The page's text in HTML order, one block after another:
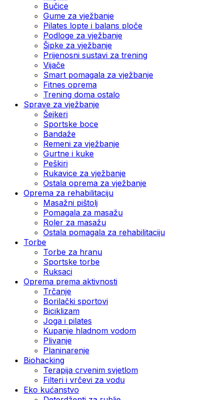
Bučice
Gume za vježbanje
Pilates lopte i balans ploče
Podloge za vježbanje
Šipke za vježbanje
Prijenosni sustavi za trening
Vijače
Smart pomagala za vježbanje
Fitnes oprema
Trening doma ostalo
Sprave za vježbanje
Šejkeri
Sportske boce
Bandaže
Remeni za vježbanje
Gurtne i kuke
Peškiri
Rukavice za vježbanje
Ostala oprema za vježbanje
Oprema za rehabilitaciju
Masažni pištolj
Pomagala za masažu
Roler za masažu
Ostala pomagala za rehabilitaciju
Torbe
Torbe za hranu
Sportske torbe
Ruksaci
Oprema prema aktivnosti
Trčanje
Borilački sportovi
Biciklizam
Joga i pilates
Kupanje hladnom vodom
Plivanje
Planinarenje
Biohacking
Terapija crvenim svjetlom
Filteri i vrčevi za vodu
Eko kućanstvo